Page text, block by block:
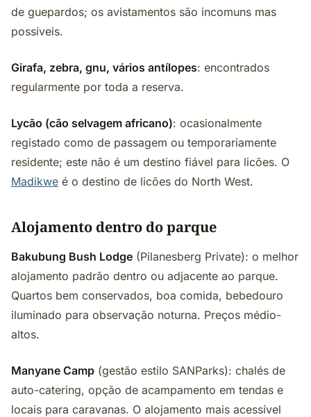
de guepardos; os avistamentos são incomuns mas
possíveis.
Girafa, zebra, gnu, vários antílopes: encontrados
regularmente por toda a reserva.
Lycão (cão selvagem africano): ocasionalmente
registado como de passagem ou temporariamente
residente; este não é um destino fiável para licões. O
Madikwe é o destino de licões do North West.
Alojamento dentro do parque
Bakubung Bush Lodge (Pilanesberg Private): o melhor
alojamento padrão dentro ou adjacente ao parque.
Quartos bem conservados, boa comida, bebedouro
iluminado para observação noturna. Preços médio-
altos.
Manyane Camp (gestão estilo SANParks): chalés de
auto-catering, opção de acampamento em tendas e
locais para caravanas. O alojamento mais acessível